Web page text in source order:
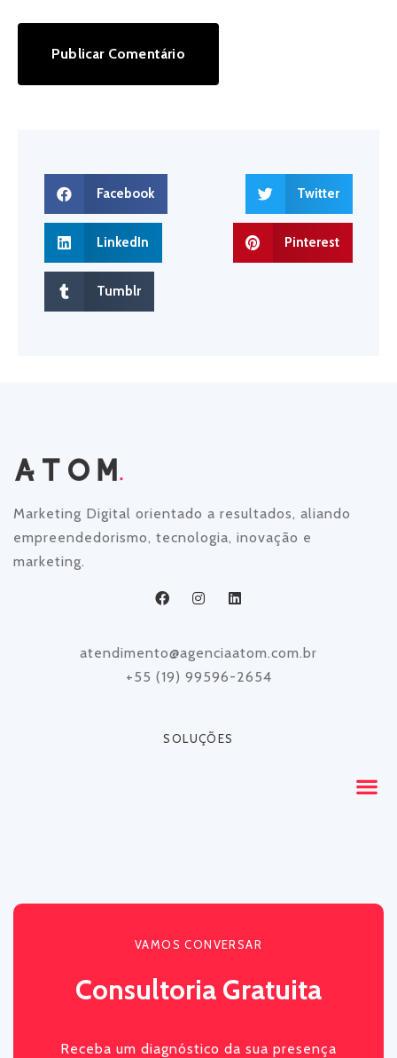
Facebook Twitter
LinkedIn Pinterest
Tumblr
Marketing Digital orientado a resultados, aliando
empreendedorismo, tecnologia, inovação e
marketing.
atendimento@agenciaatom.com.br
+55 (19) 99596-2654
SOLUÇÕES
VAMOS CONVERSAR
Consultoria Gratuita
Receba um diagnóstico da sua presença